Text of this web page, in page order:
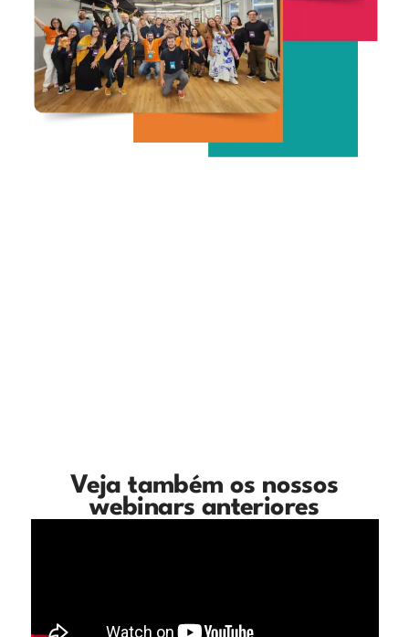
Veja também os nossos
webinars anteriores